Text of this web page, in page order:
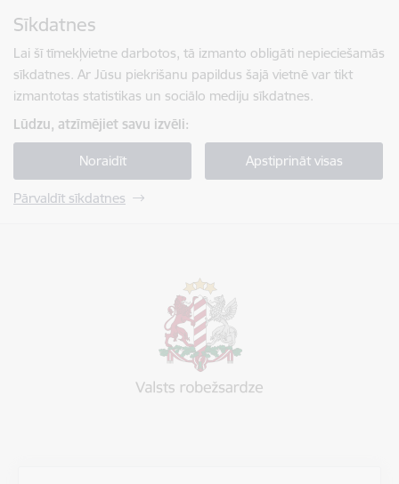
Sīkdatnes
Lai šī tīmekļvietne darbotos, tā izmanto obligāti nepieciešamās
sīkdatnes. Ar Jūsu piekrišanu papildus šajā vietnē var tikt
izmantotas statistikas un sociālo mediju sīkdatnes.
Lūdzu, atzīmējiet savu izvēli:
Noraidīt Apstiprināt visas
Pārvaldīt sīkdatnes